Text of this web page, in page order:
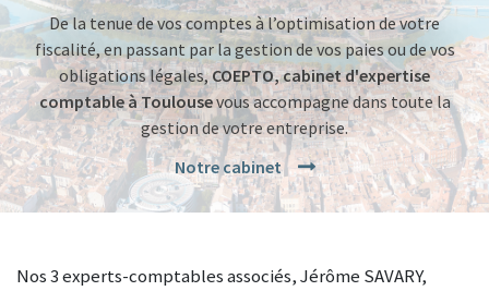
Nos bureaux
Notre équipe
Comptabilité et fiscalité
RH et Paie
Pilotage et gestion
Juridique
Actualités
Nous rejoindre
Blog
De la tenue de vos comptes à l’optimisation de votre
fiscalité, en passant par la gestion de vos paies ou de vos
obligations légales,COEPTO, cabinet d'expertise
comptable à Toulousevous accompagne dans toute la
gestion de votre entreprise.
Notre cabinet
Nos 3 experts-comptables associés, Jérôme SAVARY,